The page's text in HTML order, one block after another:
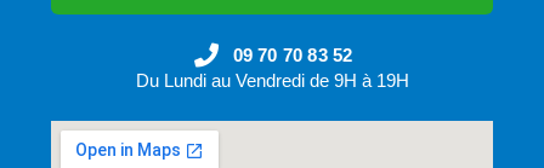
09 70 70 83 52
Du Lundi au Vendredi de 9H à 19H